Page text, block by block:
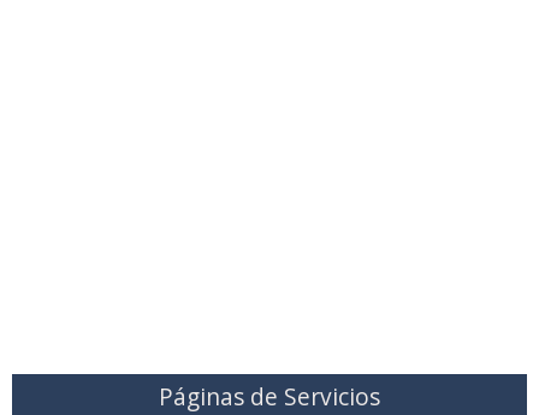
Páginas de Servicios